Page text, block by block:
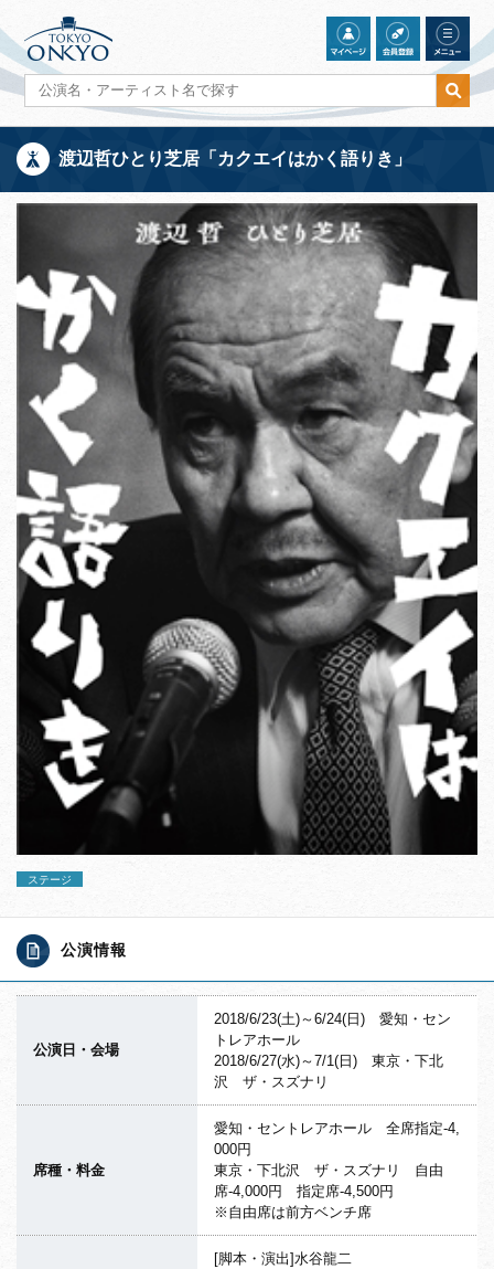
渡辺哲ひとり芝居「カクエイはかく語りき」
ステージ
公演情報
公演日・会場
2018/6/23(土)～6/24(日) 愛知・セン
トレアホール
2018/6/27(水)～7/1(日) 東京・下北
沢 ザ・スズナリ
席種・料金
愛知・セントレアホール 全席指定-4,
000円
東京・下北沢 ザ・スズナリ 自由
席-4,000円 指定席-4,500円
※自由席は前方ベンチ席
[脚本・演出]水谷龍二